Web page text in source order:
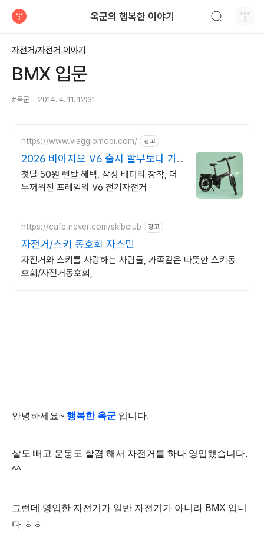
옥군의 행복한 이야기
자전거/자전거 이야기
BMX 입문
#옥군 2014. 4. 11. 12:31
https://www.viaggiomobi.com/ 광고
2026 비아지오 V6 출시 할부보다 가
뿐하게 자전거마련
첫달 50원 렌탈 혜택, 삼성 배터리 장착, 더
두꺼워진 프레임의 V6 전기자전거
https://cafe.naver.com/skibclub 광고
자전거/스키 동호회 자스민
자전거와 스키를 사랑하는 사람들, 가족같은 따뜻한 스키동
호회/자전거동호회,
안녕하세요~ 행복한 옥군 입니다.
살도 빼고 운동도 할겸 해서 자전거를 하나 영입했습니다.
^^
그런데 영입한 자전거가 일반 자전거가 아니라 BMX 입니
다 ㅎㅎ